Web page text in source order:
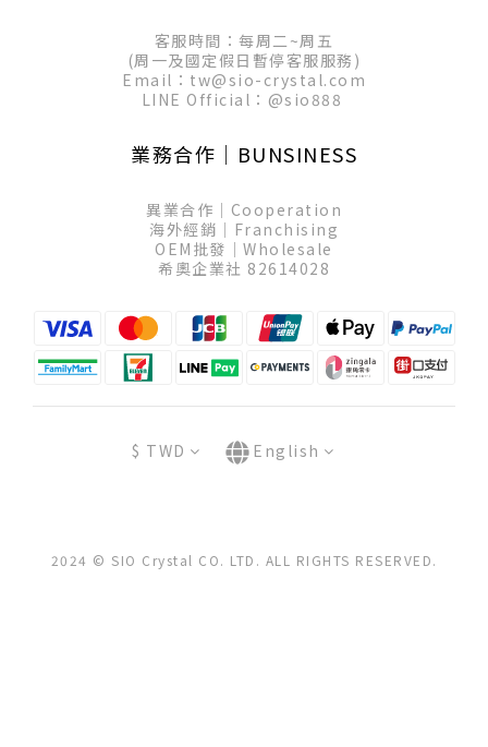
客服時間：每周二~周五
(周一及國定假日暫停客服服務)
Email：tw@sio-crystal.com
LINE Official： @sio888
業務合作│BUNSINESS
異業合作│Cooperation
海外經銷│Franchising
OEM批發│Wholesale
希奧企業社 82614028
$ TWD English
2024 © SIO Crystal CO. LTD. ALL RIGHTS RESERVED.